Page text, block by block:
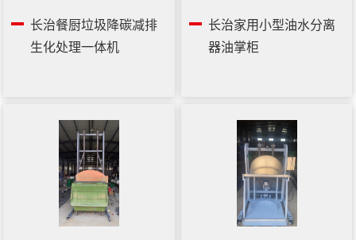
长治餐厨垃圾降碳减排
生化处理一体机
长治家用小型油水分离
器油掌柜